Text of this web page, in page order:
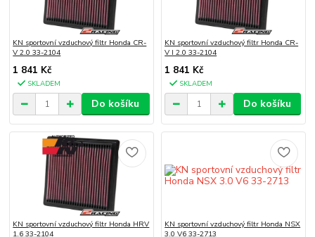
KN sportovní vzduchový filtr Honda CR-
V 2.0 33-2104
1 841 Kč
SKLADEM
Do košíku
KN sportovní vzduchový filtr Honda CR-
V I 2.0 33-2104
1 841 Kč
SKLADEM
Do košíku
KN sportovní vzduchový filtr Honda HRV
1.6 33-2104
KN sportovní vzduchový filtr Honda NSX
3.0 V6 33-2713